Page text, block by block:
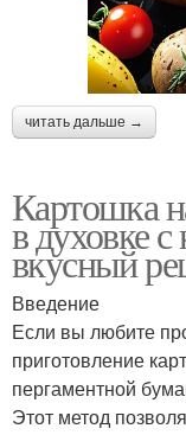
читать дальше →
Картошка
в духовке
вкусный
Введение
Если вы любите
приготовление
пергаментной
Этот метод